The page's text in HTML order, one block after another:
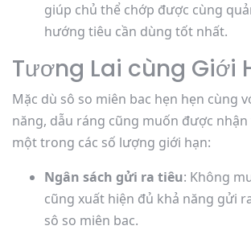
giúp chủ thể chớp được cùng
hướng tiêu cần dùng tốt nhất.
Tương Lai cùng Giới
Mặc dù sô so miên bac hẹn hẹn cùng
năng, dẫu ráng cũng muốn được
một trong các số lượng giới hạn:
Ngân sách gửi ra tiêu: Không
cũng xuất hiện đủ khả năng gửi
sô so miên bac.